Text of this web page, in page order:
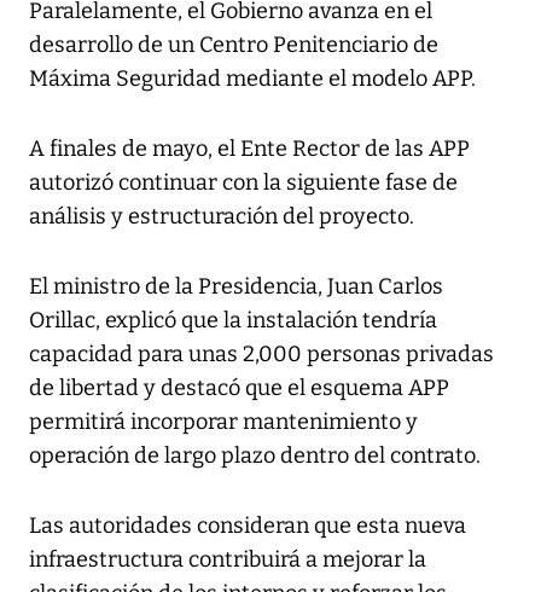
Paralelamente, el Gobierno avanza en el
desarrollo de un Centro Penitenciario de
Máxima Seguridad mediante el modelo APP.
A finales de mayo, el Ente Rector de las APP
autorizó continuar con la siguiente fase de
análisis y estructuración del proyecto.
El ministro de la Presidencia, Juan Carlos
Orillac, explicó que la instalación tendría
capacidad para unas 2,000 personas privadas
de libertad y destacó que el esquema APP
permitirá incorporar mantenimiento y
operación de largo plazo dentro del contrato.
Las autoridades consideran que esta nueva
infraestructura contribuirá a mejorar la